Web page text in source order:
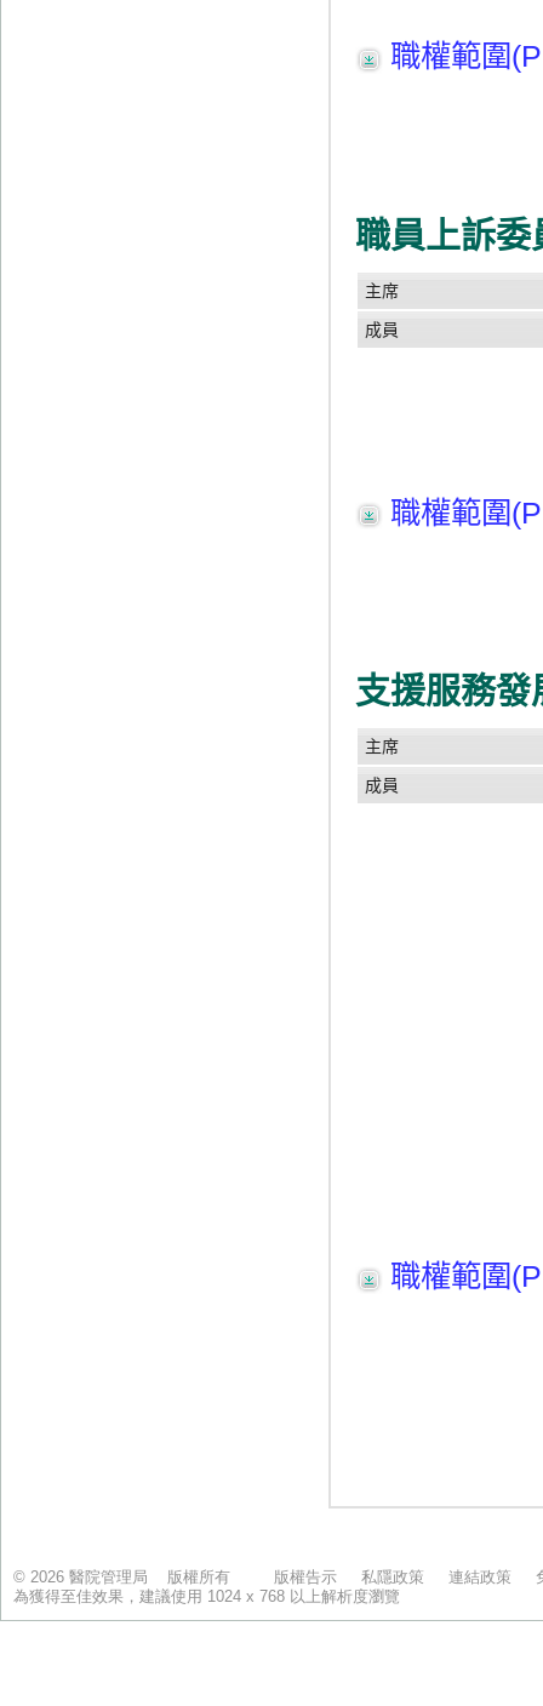
© 2026 醫院管理局 版權所有 版權告示 私隱政策 連結政策
為獲得至佳效果，建議使用 1024 x 768 以上解析度瀏覽